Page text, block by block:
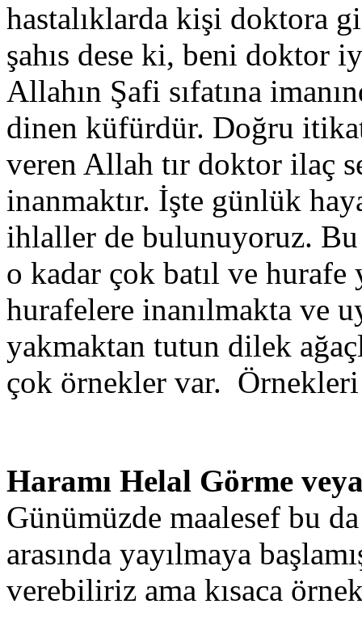
hastalıklarda kişi doktora
şahıs dese ki, beni
Allahın Şafi sıfatına
dinen küfürdür. Doğru
veren Allah tır doktor ilaç
inanmaktır. İşte günlük
ihlaller de bulunuyoruz. Bu
o kadar çok batıl ve
hurafelere inanılmakta ve
yakmaktan tutun dilek
çok örnekler var.
Haramı Helal Görme
Günümüzde maalesef bu
arasında yayılmaya
verebiliriz ama kısaca